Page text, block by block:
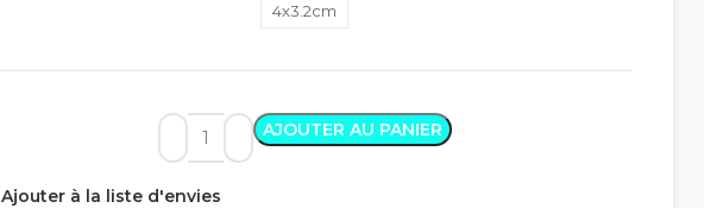
4x3.2cm
AJOUTER AU PANIER
Ajouter à la liste d'envies